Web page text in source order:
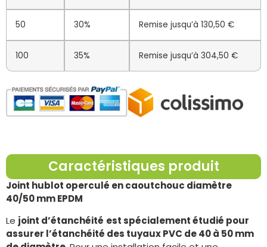
50 30% Remise jusqu’à 130,50 €
100 35% Remise jusqu’à 304,50 €
Caractéristiques produit
Joint hublot operculé en caoutchouc diamètre
40/50 mm EPDM
Le joint d’étanchéité est spécialement étudié pour
assurer l’étanchéité des tuyaux PVC de 40 à 50 mm